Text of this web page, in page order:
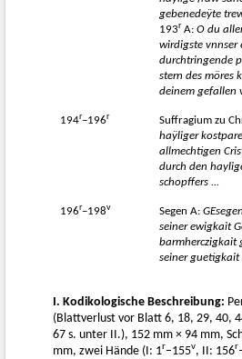
gebenedeÿte
193r A: O du
wirdigste vnnser
durchtringende
stern des möres
deinem gefallen
194r−196r Suffragium zu
haÿliger
allmechtigen
durch den
schopffers ...
196r−198v Segen A:
seiner ewigkait
barmherczigkait
seiner guetigkait
I. Kodikologische Beschreibung:
(Blattverlust vor Blatt 6, 18, 29, 40,
67 s. unter II.), 152 mm × 94 mm,
mm, zwei Hände (I: 1r–155v, II: 156r